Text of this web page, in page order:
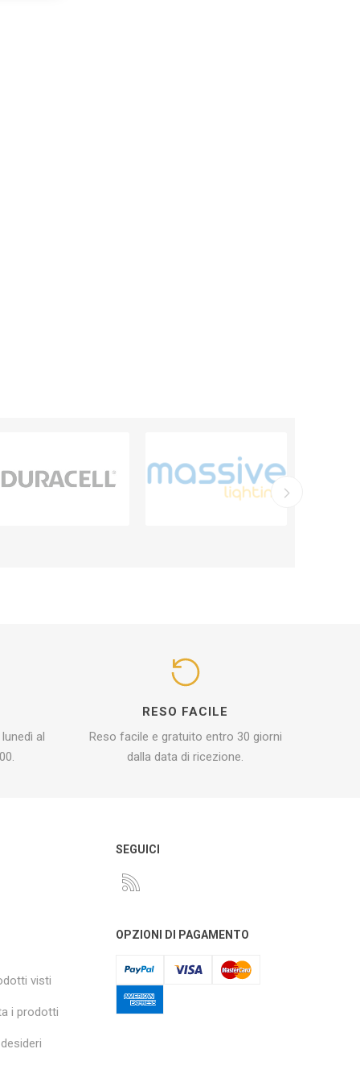
al
RESO FACILE
Reso facile e gratuito entro 30 giorni
dalla data di ricezione.
visti
i prodotti
SEGUICI
OPZIONI DI PAGAMENTO